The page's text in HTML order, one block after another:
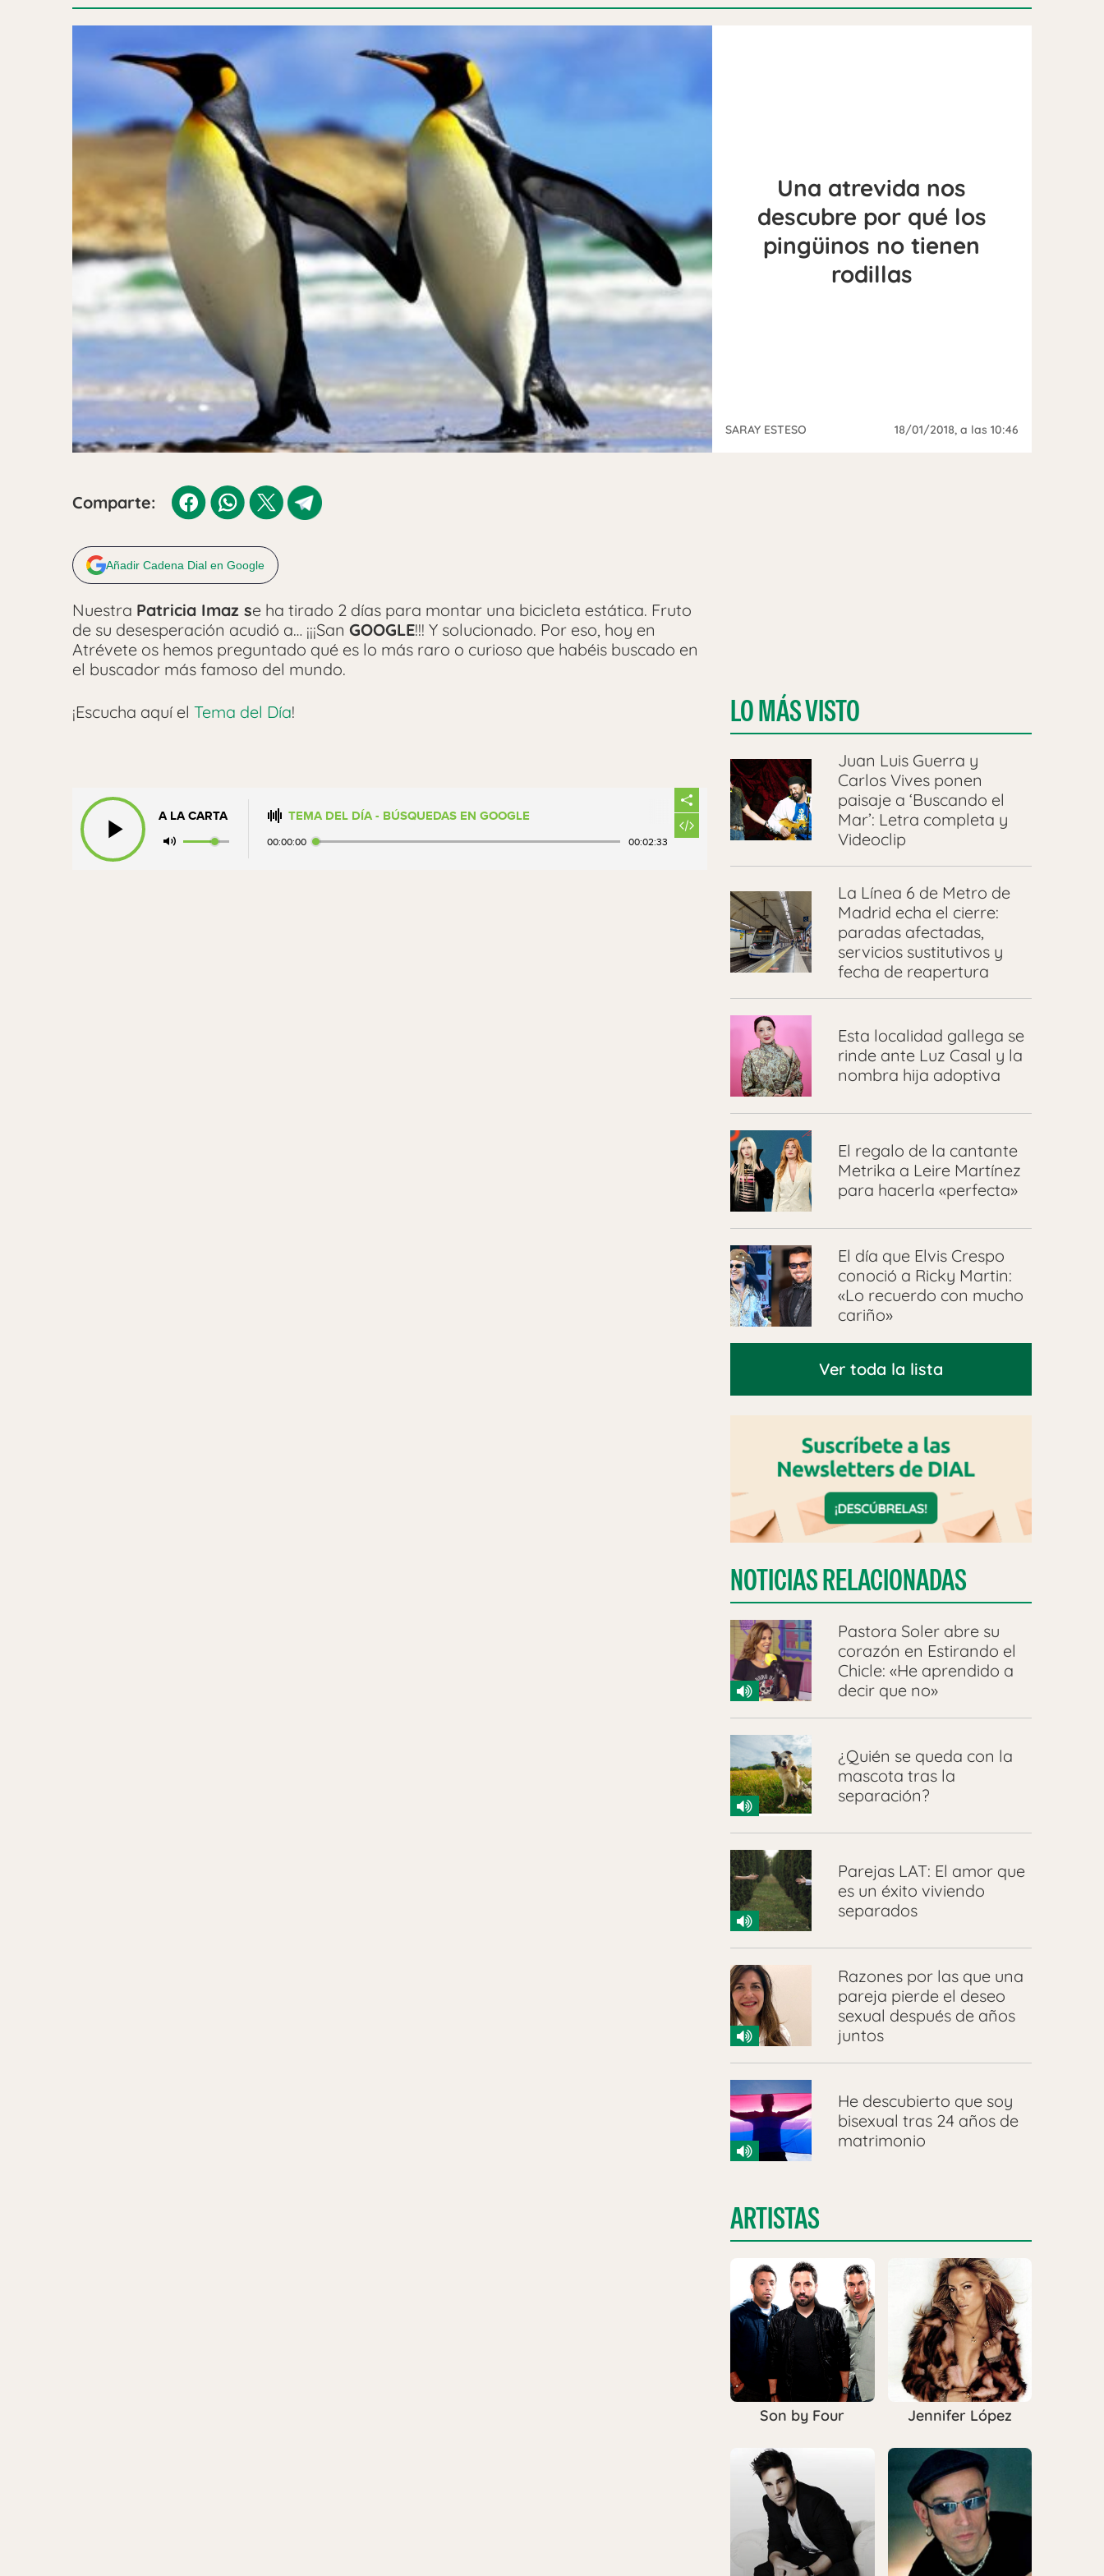
Una atrevida nos
descubre por qué los
pingüinos no tienen
rodillas
SARAY ESTESO 18/01/2018, a las 10:46
Comparte:
Añadir Cadena Dial en Google
Nuestra Patricia Imaz se ha tirado 2 días para montar una bicicleta estática. Fruto
de su desesperación acudió a… ¡¡¡San GOOGLE!!! Y solucionado. Por eso, hoy en
Atrévete os hemos preguntado qué es lo más raro o curioso que habéis buscado en
el buscador más famoso del mundo.
¡Escucha aquí el Tema del Día!
A LA CARTA TEMA DEL DÍA - BÚSQUEDAS EN GOOGLE
00:00:00 00:02:33
LO MÁS VISTO
Juan Luis Guerra y
Carlos Vives ponen
paisaje a ‘Buscando el
Mar’: Letra completa y
Videoclip
La Línea 6 de Metro de
Madrid echa el cierre:
paradas afectadas,
servicios sustitutivos y
fecha de reapertura
Esta localidad gallega se
rinde ante Luz Casal y la
nombra hija adoptiva
El regalo de la cantante
Metrika a Leire Martínez
para hacerla «perfecta»
El día que Elvis Crespo
conoció a Ricky Martin:
«Lo recuerdo con mucho
cariño»
Ver toda la lista
NOTICIAS RELACIONADAS
Pastora Soler abre su
corazón en Estirando el
Chicle: «He aprendido a
decir que no»
¿Quién se queda con la
mascota tras la
separación?
Parejas LAT: El amor que
es un éxito viviendo
separados
Razones por las que una
pareja pierde el deseo
sexual después de años
juntos
He descubierto que soy
bisexual tras 24 años de
matrimonio
ARTISTAS
Son by Four Jennifer López